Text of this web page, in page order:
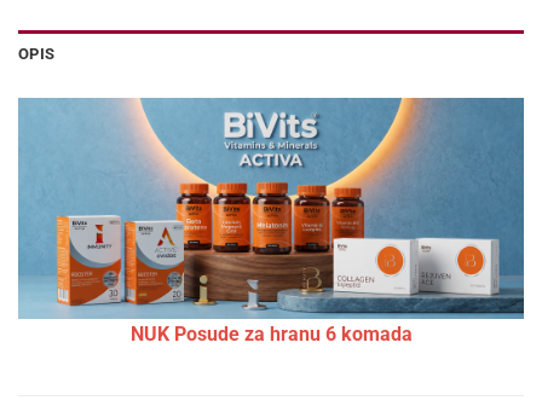
OPIS
NUK Posude za hranu 6 komada